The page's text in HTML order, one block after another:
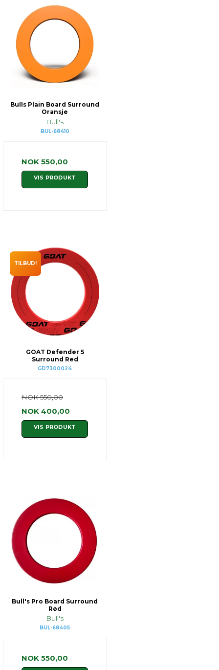
Bulls Plain Board Surround
Oransje
Bull's
BUL-68410
NOK 550,00
VIS PRODUKT
TILBUD!
GOAT Defender 5
Surround Red
GD7300024
NOK 550,00
NOK 400,00
VIS PRODUKT
Bull's Pro Board Surround
Rød
Bull's
BUL-68405
NOK 550,00